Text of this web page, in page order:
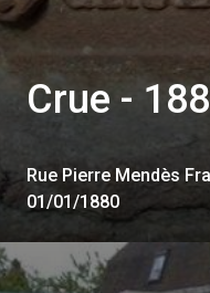
Crue -
Rue Pierre Mendès
01/01/1880